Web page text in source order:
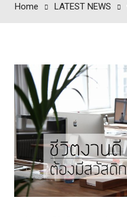
Home LATEST NEWS